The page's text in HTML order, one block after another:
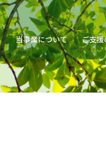
当事業について ご支